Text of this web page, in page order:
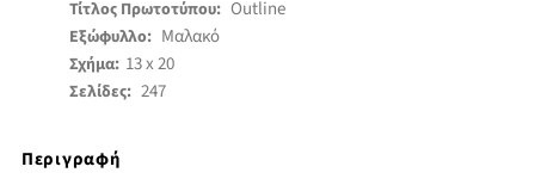
Τίτλος Πρωτοτύπου: Outline
Εξώφυλλο: Μαλακό
Σχήμα: 13 x 20
Σελίδες: 247
Περιγραφή